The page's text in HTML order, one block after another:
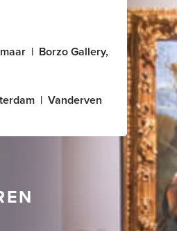
| Borzo Gallery,
| Vanderven